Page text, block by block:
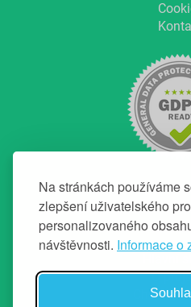
Na stránkách používáme
zlepšení uživatelského
personalizovaného
návštěvnosti. Informace o
O
Chci top